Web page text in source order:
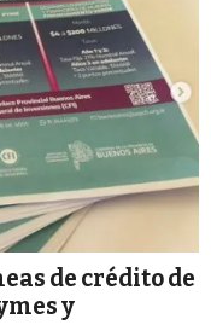
de crédito de
y